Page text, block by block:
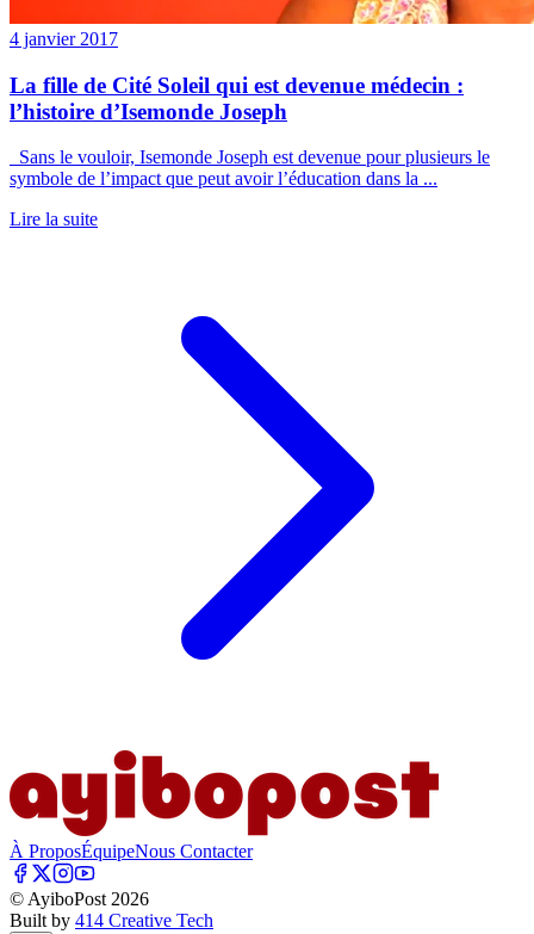
4 janvier 2017
La fille de Cité Soleil qui est devenue médecin :
l’histoire d’Isemonde Joseph
Sans le vouloir, Isemonde Joseph est devenue pour plusieurs le
symbole de l’impact que peut avoir l’éducation dans la ...
Lire la suite
À ProposÉquipeNous Contacter
© AyiboPost 2026
Built by 414 Creative Tech